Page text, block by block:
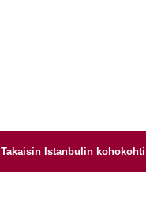
Takaisin Istanbulin